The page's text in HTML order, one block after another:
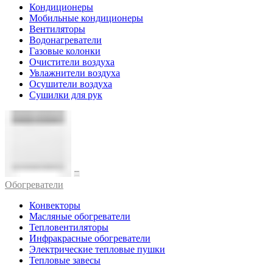
Кондиционеры
Мобильные кондиционеры
Вентиляторы
Водонагреватели
Газовые колонки
Очистители воздуха
Увлажнители воздуха
Осушители воздуха
Сушилки для рук
Обогреватели
Конвекторы
Масляные обогреватели
Тепловентиляторы
Инфракрасные обогреватели
Электрические тепловые пушки
Тепловые завесы